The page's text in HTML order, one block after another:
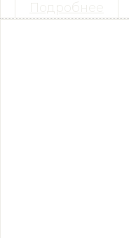
Подробнее